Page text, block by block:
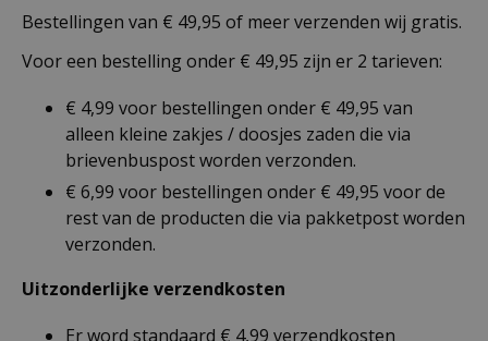
Bestellingen van € 49,95 of meer verzenden wij gratis.
Voor een bestelling onder € 49,95 zijn er 2 tarieven:
€ 4,99 voor bestellingen onder € 49,95 van
alleen kleine zakjes / doosjes zaden die via
brievenbuspost worden verzonden.
€ 6,99 voor bestellingen onder € 49,95 voor de
rest van de producten die via pakketpost worden
verzonden.
Uitzonderlijke verzendkosten
Er word standaard € 4,99 verzendkosten